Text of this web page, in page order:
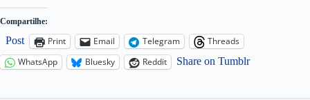
Compartilhe:
Post Print Email Telegram
Threads
WhatsApp
Bluesky Reddit Share on Tumblr